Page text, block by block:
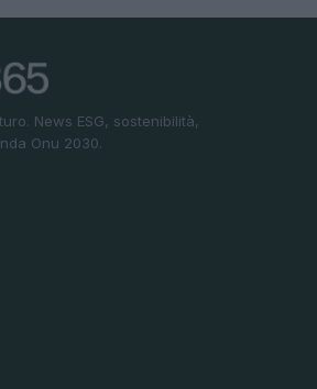
News ESG, sostenibilità,
Onu 2030.